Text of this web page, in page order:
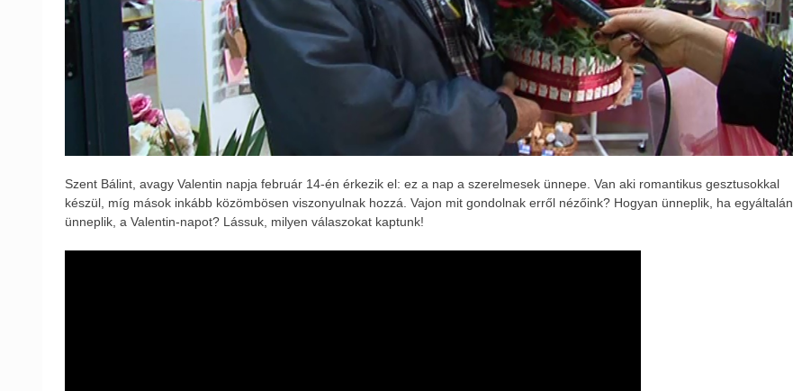
Szent Bálint, avagy Valentin napja február 14-én érkezik el: ez a nap a szerelmesek ünnepe. Van aki romantikus gesztusokkal
készül, míg mások inkább közömbösen viszonyulnak hozzá. Vajon mit gondolnak erről nézőink? Hogyan ünneplik, ha egyáltalán
ünneplik, a Valentin-napot? Lássuk, milyen válaszokat kaptunk!